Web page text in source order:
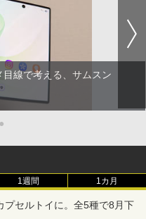
線で考える、サムスン
●
1週間 1カ月
プセルトイに。全5種で8月下